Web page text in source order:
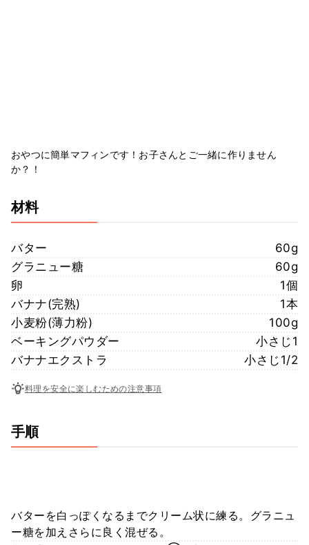
おやつに簡単マフィンです！お子さんとご一緒に作りません
か？！
材料
バター
60g
グラニュー糖
60g
卵
1個
バナナ(完熟)
1本
小麦粉(薄力粉)
100g
ベーキングパウダー
小さじ1
バナナエクストラ
小さじ1/2
料理を安全に楽しむための注意事項
手順
バターを白っぽくなるまでクリーム状に練る。グラニュ
ー糖を加えさらに良く混ぜる。